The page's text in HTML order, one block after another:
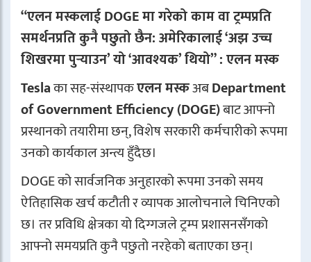
“एलन मस्कलाई DOGE मा गरेको काम वा ट्रम्पप्रति
समर्थनप्रति कुनै पछुतो छैन: अमेरिकालाई ‘अझ उच्च
शिखरमा पुर्‍याउन’ यो ‘आवश्यक’ थियो” : एलन मस्क
Teslaका सह-संस्थापकएलन मस्कअबDepartment
of Government Efficiency (DOGE)बाट आफ्नो
प्रस्थानको तयारीमा छन्, विशेष सरकारी कर्मचारीको रूपमा
उनको कार्यकाल अन्त्य हुँदैछ।
DOGE को सार्वजनिक अनुहारको रूपमा उनको समय
ऐतिहासिक खर्च कटौती र व्यापक आलोचनाले चिनिएको
छ। तर प्रविधि क्षेत्रका यो दिग्गजले ट्रम्प प्रशासनसँगको
आफ्नो समयप्रति कुनै पछुतो नरहेको बताएका छन्।